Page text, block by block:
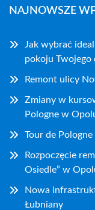
NAJNOWSZE
Jak wybrać
pokoju Twojego
Remont ulicy
Zmiany w
Pologne w
Tour de
Rozpoczęcie
Osiedle” w
Nowa
Łubniany